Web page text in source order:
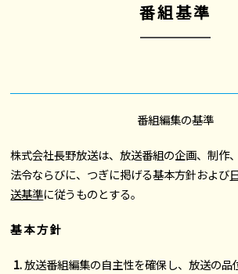
番組基準
番組編集の基準
株式会社長野放送は、放送番組の企画、制作
法令ならびに、つぎに掲げる基本方針および
送基準に従うものとする。
基 本 方 針
放送番組編集の自主性を確保し、放送の品